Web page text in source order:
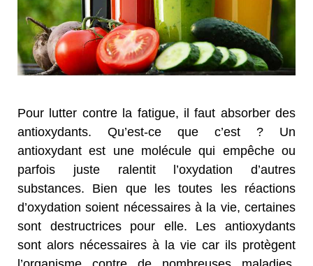
Pour lutter contre la fatigue, il faut absorber des
antioxydants. Qu’est-ce que c’est ? Un
antioxydant est une molécule qui empêche ou
parfois juste ralentit l’oxydation d’autres
substances. Bien que les toutes les réactions
d’oxydation soient nécessaires à la vie, certaines
sont destructrices pour elle. Les antioxydants
sont alors nécessaires à la vie car ils protègent